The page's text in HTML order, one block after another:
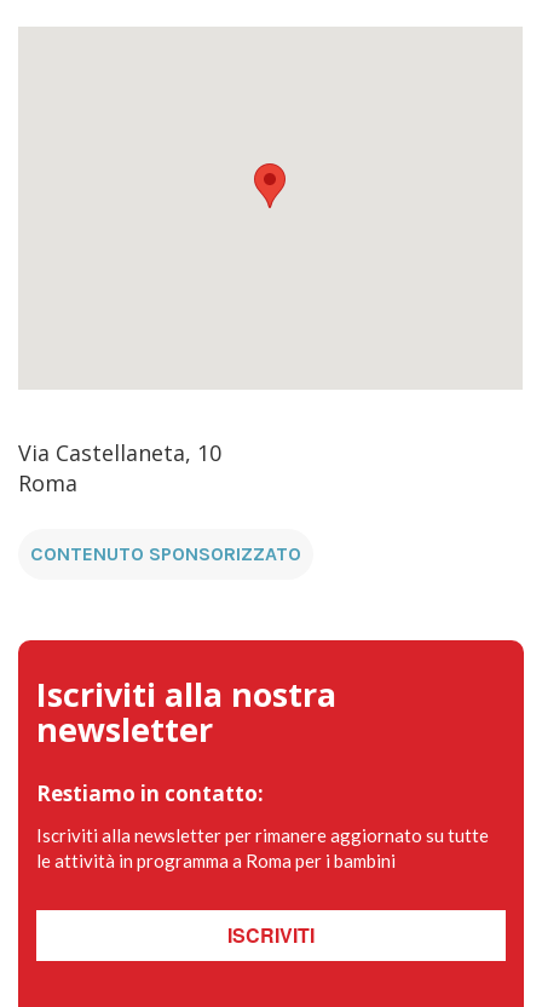
Via Castellaneta, 10
Roma
CONTENUTO SPONSORIZZATO
Iscriviti alla nostra
newsletter
Restiamo in contatto:
Iscriviti alla newsletter per rimanere aggiornato su tutte
le attività in programma a Roma per i bambini
ISCRIVITI